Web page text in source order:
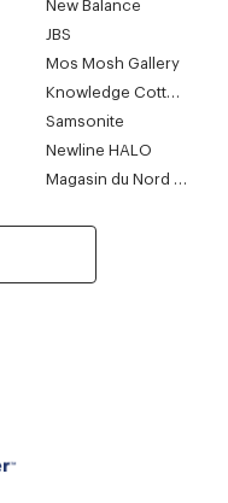
New Balance
JBS
Mos Mosh Gallery
Knowledge Cotton Apparel
Samsonite
Newline HALO
Magasin du Nord Collection